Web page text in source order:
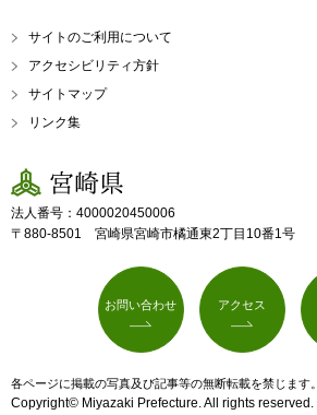
サイトのご利用について
アクセシビリティ方針
サイトマップ
リンク集
宮崎県
法人番号：4000020450006
〒880-8501 宮崎県宮崎市橘通東2丁目10番1号
お問い合わせ アクセス
各ページに掲載の写真及び記事等の無断転載を禁じます。
Copyright© Miyazaki Prefecture. All rights reserved.